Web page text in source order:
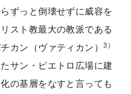
ずっと倒壊せずに威容を
スト教最大の教派である
カン（ヴァティカン）3）
サン・ピエトロ広場に建
の基層をなすと言っても